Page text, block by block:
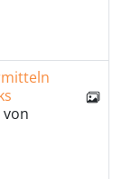
von